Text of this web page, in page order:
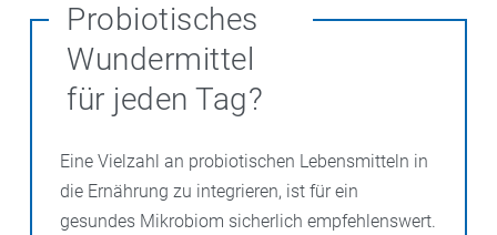
Lebensmittel genauso im Trend wie Kimchi (scharf
eingelegter Chinakohl aus Korea), Kefir und
Kombucha. Auch Bier und Wein, Brot, Oliven,
Schokolade, Kaffee und viele Käsesorten werden
fermentiert. Bei diesem Prozess verwandeln
Mikroorganismen wie Bakterien und Pilze die in
Lebensmitteln enthaltenen Zucker und Stärke zu
Probiotisches
Wundermittel
für jeden Tag?
Eine Vielzahl an probiotischen Lebensmitteln in
die Ernährung zu integrieren, ist für ein
gesundes Mikrobiom sicherlich empfehlenswert.